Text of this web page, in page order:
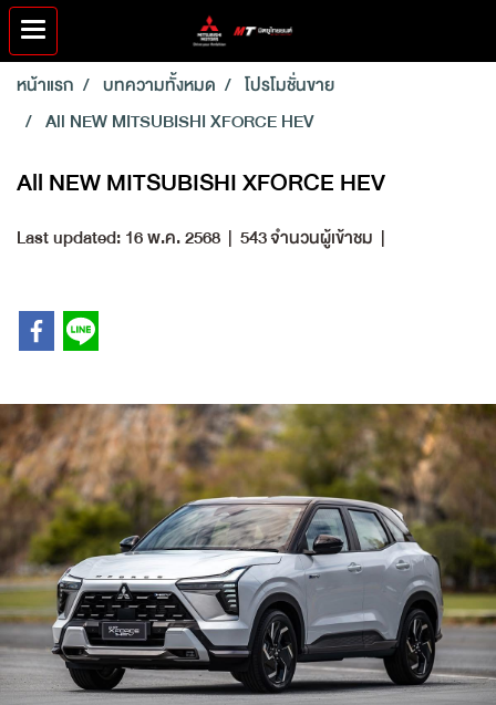
หน้าแรก บทความทั้งหมด
โปรโมชั่นขาย
All NEW MITSUBISHI XFORCE HEV
All NEW MITSUBISHI XFORCE HEV
Last updated: 16 พ.ค. 2568 | 543 จำนวนผู้เข้าชม |